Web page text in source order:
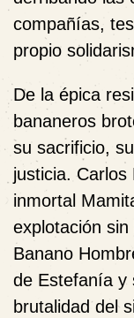
compañías,
propio
De la épica
bananeros
su sacrificio,
justicia. Carlos
inmortal
explotación
Banano
de Estefanía y
brutalidad del